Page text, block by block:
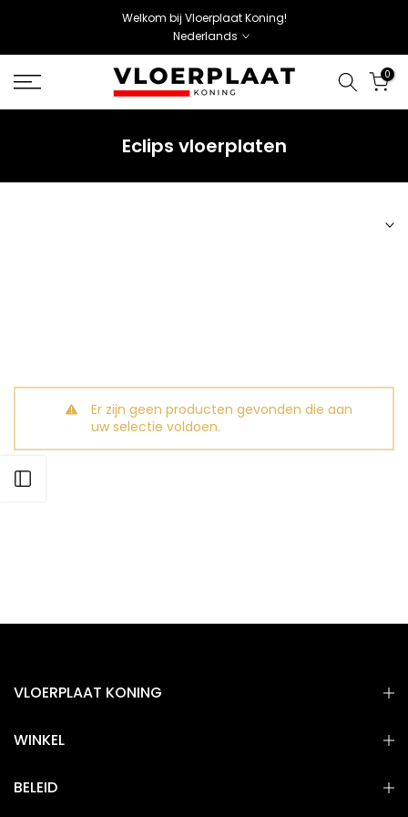
Welkom bij Vloerplaat Koning!
Nederlands
0
Eclips vloerplaten
Er zijn geen producten gevonden die aan
uw selectie voldoen.
VLOERPLAAT KONING
WINKEL
BELEID